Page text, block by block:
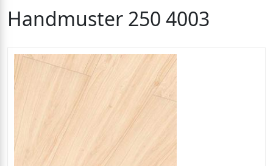
Handmuster 250 4003